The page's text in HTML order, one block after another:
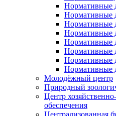
Нормативные
Нормативные
Нормативные
Нормативные
Нормативные
Нормативные
Нормативные
Нормативные
Молодёжный центр
Природный
Центр
обеспечения
Централизованная